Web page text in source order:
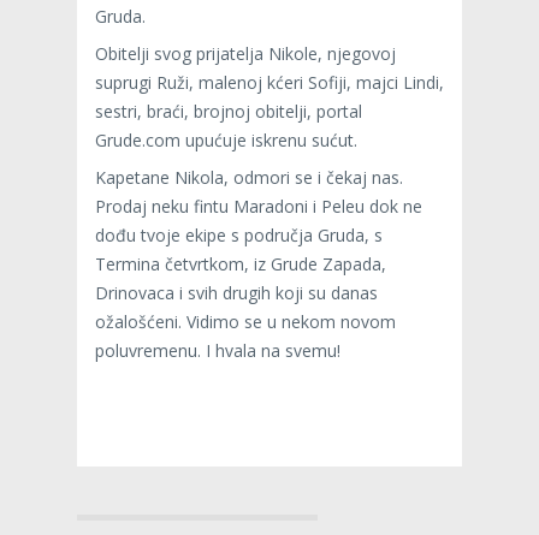
Gruda.
Obitelji svog prijatelja Nikole, njegovoj
suprugi Ruži, malenoj kćeri Sofiji, majci Lindi,
sestri, braći, brojnoj obitelji, portal
Grude.com upućuje iskrenu sućut.
Kapetane Nikola, odmori se i čekaj nas.
Prodaj neku fintu Maradoni i Peleu dok ne
dođu tvoje ekipe s područja Gruda, s
Termina četvrtkom, iz Grude Zapada,
Drinovaca i svih drugih koji su danas
ožalošćeni. Vidimo se u nekom novom
poluvremenu. I hvala na svemu!